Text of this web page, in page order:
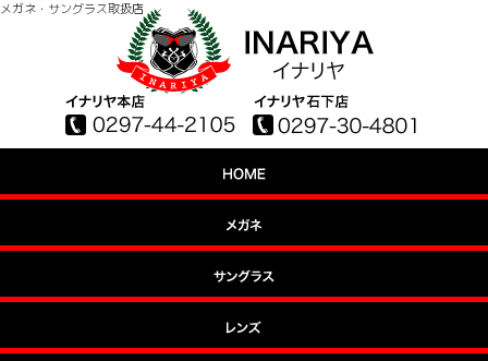
メガネ・サングラス取扱店